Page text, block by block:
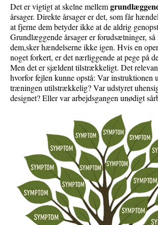
Det er vigtigt at skelne mellem
årsager. Direkte årsager er det, som får
at fjerne dem betyder ikke atde aldrig
Grundlæggende årsager er forudsætninger, så
dem,skerhændelserneikke igen. Hvis en
noget forkert, er det nærliggende at pege på
Men det er sjældent tilstrækkeligt. Det
hvorfor fejlen kunne opstå: Var instruktionen
træningen utilstrækkelig? Var udstyret
designet? Eller var arbejdsgangen unødigt